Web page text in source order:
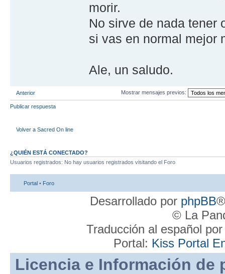
morir.
No sirve de nada tener
si vas en normal mejor
Ale, un saludo.
Anterior Mostrar mensajes previos:
Publicar respuesta
Volver a Sacred On line
¿QUIÉN ESTÁ CONECTADO?
Usuarios registrados: No hay usuarios registrados visitando el Foro
Portal • Foro
Desarrollado por phpBB
© La
Traducción al español
Portal: Kiss Portal
Licencia e Información de